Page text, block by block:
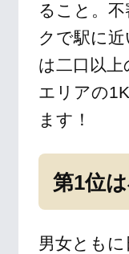
ること。
クで駅に
は二口以
エリアの
ます！
第1位
男女とも